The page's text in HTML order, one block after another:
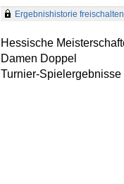
Ergebnishistorie
Hessische
Damen Doppel
Turnier-Spielergebnisse